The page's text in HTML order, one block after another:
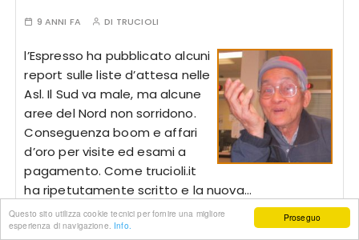
Proseguo
Questo sito utilizza cookie tecnici per fornire una migliore
esperienza di navigazione. Info.
9 ANNI FA DI TRUCIOLI
l’Espresso ha pubblicato alcuni
report sulle liste d’attesa nelle
Asl. Il Sud va male, ma alcune
aree del Nord non sorridono.
Conseguenza boom e affari
d’oro per visite ed esami a
pagamento. Come trucioli.it
ha ripetutamente scritto e la nuova…